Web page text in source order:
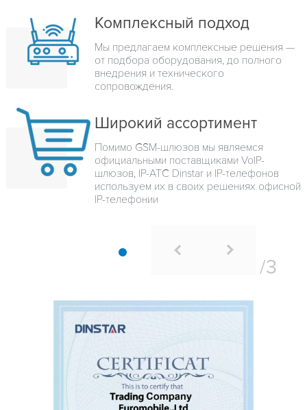
Комплексный подход
Мы предлагаем комплексные решения —
от подбора оборудования, до полного
внедрения и технического
сопровождения.
Широкий ассортимент
Помимо GSM-шлюзов мы являемся
официальными поставщиками VoIP-
шлюзов, IP-ATC Dinstar и IP-телефонов
используем их в своих решениях офисной
IP-телефонии